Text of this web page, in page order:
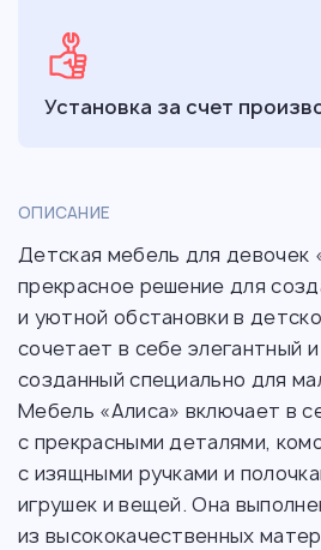
Установка за счет
ОПИСАНИЕ
Детская мебель для девочек
прекрасное решение для
и уютной обстановки в
сочетает в себе элегантный
созданный специально для
Мебель «Алиса» включает в
с прекрасными деталями,
с изящными ручками и
игрушек и вещей. Она
из высококачественных